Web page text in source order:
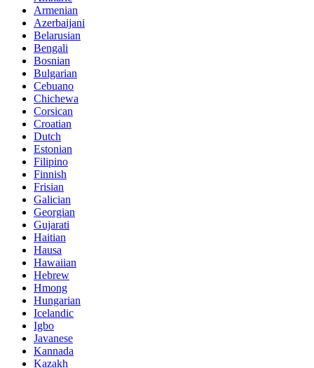
Armenian
Azerbaijani
Belarusian
Bengali
Bosnian
Bulgarian
Cebuano
Chichewa
Corsican
Croatian
Dutch
Estonian
Filipino
Finnish
Frisian
Galician
Georgian
Gujarati
Haitian
Hausa
Hawaiian
Hebrew
Hmong
Hungarian
Icelandic
Igbo
Javanese
Kannada
Kazakh